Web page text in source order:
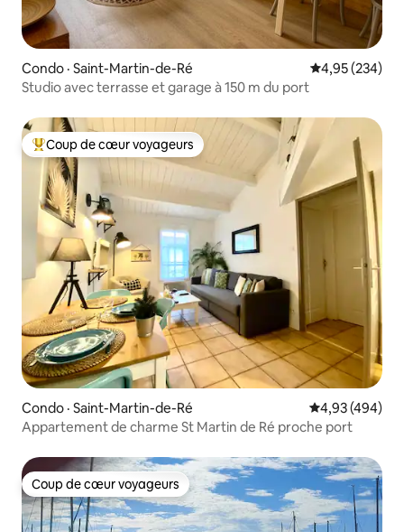
Condo · Saint-Martin-de-Ré Note
4,95 (234)
Studio avec terrasse et garage à 150 m du port
Coup de cœur voyageurs parmi les plus aimés
Coup de cœur voyageurs
Condo · Saint-Martin-de-Ré Note
4,93 (494)
Appartement de charme St Martin de Ré proche port
Coup de cœur voyageurs
Coup de cœur voyageurs